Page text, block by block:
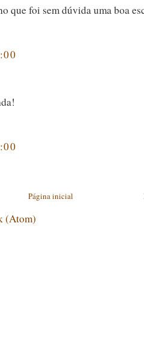
que foi sem dúvida uma boa
Página inicial
(Atom)